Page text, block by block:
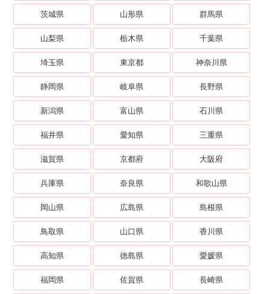
茨城県 山形県 群馬県
山梨県 栃木県 千葉県
埼玉県 東京都 神奈川県
静岡県 岐阜県 長野県
新潟県 富山県 石川県
福井県 愛知県 三重県
滋賀県 京都府 大阪府
兵庫県 奈良県 和歌山県
岡山県 広島県 島根県
鳥取県 山口県 香川県
高知県 徳島県 愛媛県
福岡県 佐賀県 長崎県